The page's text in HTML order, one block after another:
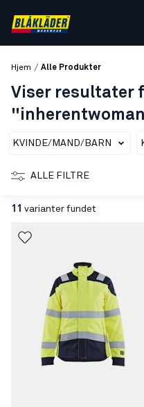
Hjem / Alle Produkter
Viser resultater
KVINDE/MAND/BARN
ALLE FILTRE
11 varianter fundet